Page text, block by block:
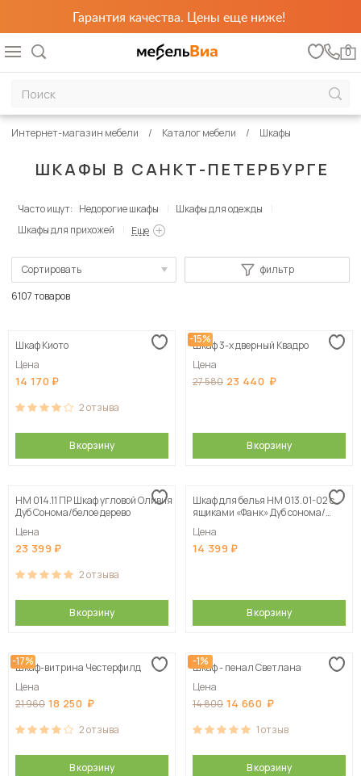
Гарантия качества. Цены еще ниже!
0
ШКАФЫ В САНКТ-ПЕТЕРБУРГЕ
Интернет-магазин мебели Каталог мебели Шкафы
Часто ищут: Недорогие шкафы
Шкафы для одежды
Шкафы для прихожей
Еще
Сортировать
фильтр
6107 товаров
Шкаф Киото
Цена
14 170
2отзыва
В корзину
-15%
Шкаф 3-х дверный Квадро
Цена
27 580 23 440
В корзину
НМ 014.11 ПР Шкаф угловой Оливия
Дуб Сонома/белое дерево
Цена
23 399
2отзыва
В корзину
Шкаф для белья НМ 013.01-02 с
ящиками «Фанк» Дуб сонома/
Цена
14 399
В корзину
-17%
Шкаф-витрина Честерфилд
Цена
21 960 18 250
2отзыва
В корзину
-1%
Шкаф - пенал Светлана
Цена
14 800 14 660
1отзыв
В корзину